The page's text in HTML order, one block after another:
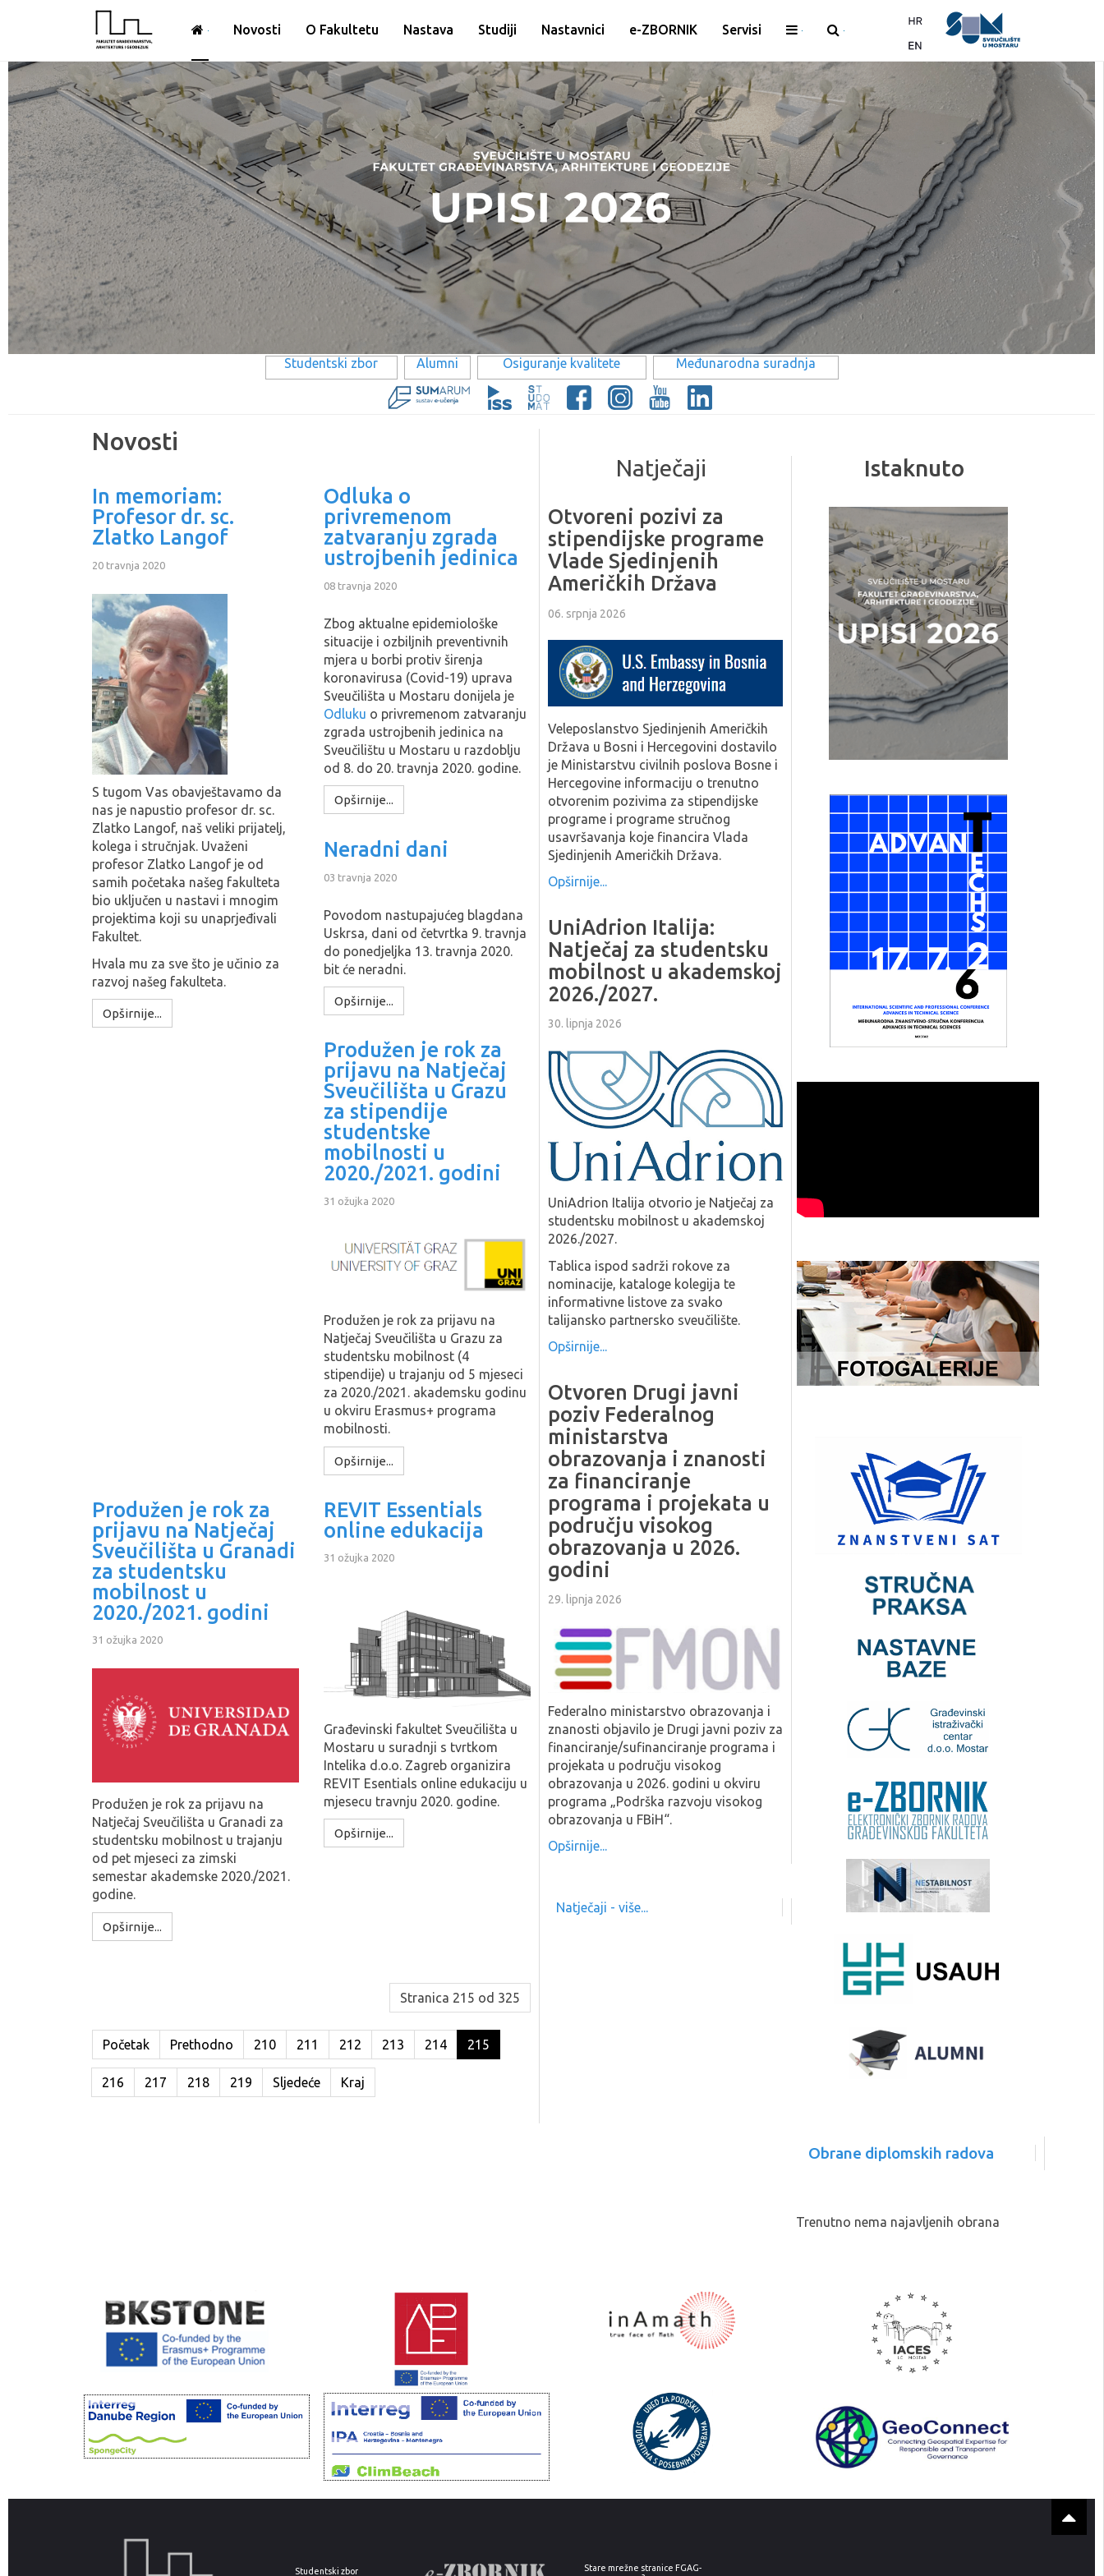
Studentski zbor Alumni Osiguranje kvalitete Međunarodna suradnja
Novosti O Fakultetu Nastava Studiji Nastavnici e-ZBORNIK Servisi
Novosti
In memoriam:
Profesor dr. sc.
Zlatko Langof
20 travnja 2020
S tugom Vas obavještavamo da
nas je napustio profesor dr. sc.
Zlatko Langof, naš veliki prijatelj,
kolega i stručnjak. Uvaženi
profesor Zlatko Langof je od
samih početaka našeg fakulteta
bio uključen u nastavi i mnogim
projektima koji su unaprjeđivali
Fakultet.
Hvala mu za sve što je učinio za
razvoj našeg fakulteta.
Opširnije...
Odluka o
privremenom
zatvaranju zgrada
ustrojbenih jedinica
08 travnja 2020
Zbog aktualne epidemiološke
situacije i ozbiljnih preventivnih
mjera u borbi protiv širenja
koronavirusa (Covid-19) uprava
Sveučilišta u Mostaru donijela je
Odluku o privremenom zatvaranju
zgrada ustrojbenih jedinica na
Sveučilištu u Mostaru u razdoblju
od 8. do 20. travnja 2020. godine.
Opširnije...
Neradni dani
03 travnja 2020
Povodom nastupajućeg blagdana
Uskrsa, dani od četvrtka 9. travnja
do ponedjeljka 13. travnja 2020.
bit će neradni.
Opširnije...
Produžen je rok za
prijavu na Natječaj
Sveučilišta u Grazu
za stipendije
studentske
mobilnosti u
2020./2021. godini
31 ožujka 2020
Produžen je rok za prijavu na
Natječaj Sveučilišta u Grazu za
studentsku mobilnost (4
stipendije) u trajanju od 5 mjeseci
za 2020./2021. akademsku godinu
u okviru Erasmus+ programa
mobilnosti.
Opširnije...
Produžen je rok za
prijavu na Natječaj
Sveučilišta u Granadi
za studentsku
mobilnost u
2020./2021. godini
31 ožujka 2020
Produžen je rok za prijavu na
Natječaj Sveučilišta u Granadi za
studentsku mobilnost u trajanju
od pet mjeseci za zimski
semestar akademske 2020./2021.
godine.
Opširnije...
REVIT Essentials
online edukacija
31 ožujka 2020
Građevinski fakultet Sveučilišta u
Mostaru u suradnji s tvrtkom
Intelika d.o.o. Zagreb organizira
REVIT Esentials online edukaciju u
mjesecu travnju 2020. godine.
Opširnije...
Stranica 215 od 325
Početak Prethodno 210 211 212 213 214 215
216 217 218 219 Sljedeće Kraj
Natječaji
Otvoreni pozivi za
stipendijske programe
Vlade Sjedinjenih
Američkih Država
06. srpnja 2026
Veleposlanstvo Sjedinjenih Američkih
Država u Bosni i Hercegovini dostavilo
je Ministarstvu civilnih poslova Bosne i
Hercegovine informaciju o trenutno
otvorenim pozivima za stipendijske
programe i programe stručnog
usavršavanja koje financira Vlada
Sjedinjenih Američkih Država.
Opširnije...
UniAdrion Italija:
Natječaj za studentsku
mobilnost u akademskoj
2026./2027.
30. lipnja 2026
UniAdrion Italija otvorio je Natječaj za
studentsku mobilnost u akademskoj
2026./2027.
Tablica ispod sadrži rokove za
nominacije, kataloge kolegija te
informativne listove za svako
talijansko partnersko sveučilište.
Opširnije...
Otvoren Drugi javni
poziv Federalnog
ministarstva
obrazovanja i znanosti
za financiranje
programa i projekata u
području visokog
obrazovanja u 2026.
godini
29. lipnja 2026
Federalno ministarstvo obrazovanja i
znanosti objavilo je Drugi javni poziv za
financiranje/sufinanciranje programa i
projekata u području visokog
obrazovanja u 2026. godini u okviru
programa „Podrška razvoju visokog
obrazovanja u FBiH“.
Opširnije...
Natječaji - više...
Istaknuto
Obrane diplomskih radova
Trenutno nema najavljenih obrana
Studentski zbor
Stare mrežne stranice FGAG-